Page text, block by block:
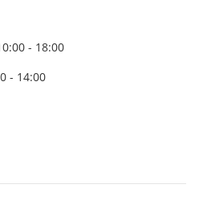
- 18:00
- 14:00